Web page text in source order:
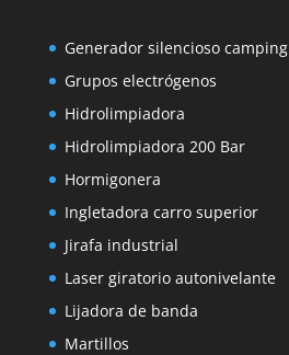
Generador silencioso camping
Grupos electrógenos
Hidrolimpiadora
Hidrolimpiadora 200 Bar
Hormigonera
Ingletadora carro superior
Jirafa industrial
Laser giratorio autonivelante
Lijadora de banda
Martillos